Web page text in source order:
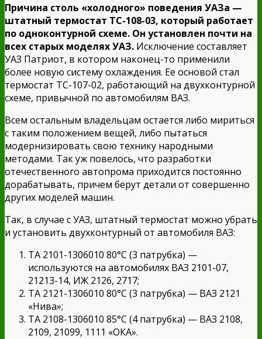
Причина столь «холодного» поведения УАЗа —
штатный термостат ТС-108-03, который работает
по одноконтурной схеме. Он установлен почти на
всех старых моделях УАЗ. Исключение составляет
УАЗ Патриот, в котором наконец-то применили
более новую систему охлаждения. Ее основой стал
термостат ТС-107-02, работающий на двухконтурной
схеме, привычной по автомобилям ВАЗ.
Всем остальным владельцам остается либо мириться
с таким положением вещей, либо пытаться
модернизировать свою технику народными
методами. Так уж повелось, что разработки
отечественного автопрома приходится постоянно
дорабатывать, причем берут детали от совершенно
других моделей машин.
Так, в случае с УАЗ, штатный термостат можно убрать
и установить двухконтурный от автомобиля ВАЗ:
ТА 2101-1306010 80°C (3 патрубка) —
используются на автомобилях ВАЗ 2101-07,
21213-14, ИЖ 2126, 2717;
ТА 2121-1306010 80°C (3 патрубка) — ВАЗ 2121
«Нива»;
ТА 2108-1306010 85°C (4 патрубка) — ВАЗ 2108,
2109, 21099, 1111 «ОКА».